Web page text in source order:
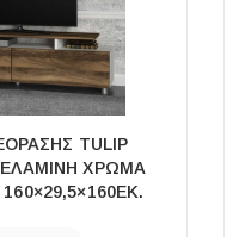
TULIP
ΧΡΏΜΑ